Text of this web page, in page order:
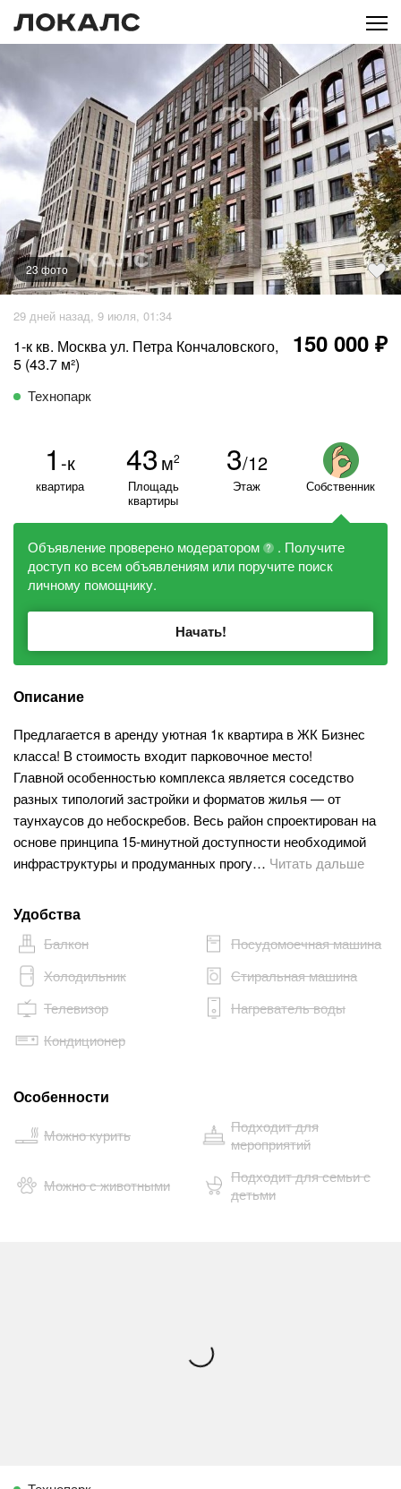
23фото
29 дней назад, 9 июля, 01:34
1-к кв. Москва ул. Петра Кончаловского,
5 (43.7 м²)
150 000 ₽
Технопарк
1 -к
квартира
43м2
Площадь
квартиры
3/12
Этаж Собственник
Объявление проверено модератором ?
. Получите
доступ ко всем объявлениям или поручите поиск
личному помощнику.
Начать!
Описание
Предлагается в аренду уютная 1к квартира в ЖК Бизнес
класса! В стоимость входит парковочное место!
Главной особенностью комплекса является соседство
разных типологий застройки и форматов жилья — от
таунхаусов до небоскребов. Весь район спроектирован на
основе принципа 15-минутной доступности необходимой
инфраструктуры и продуманных прогу… Читать дальше
Удобства
Балкон
Посудомоечная машина
Холодильник
Стиральная машина
Телевизор
Нагреватель воды
Кондиционер
Особенности
Можно курить
Подходит для
мероприятий
Можно с животными
Подходит для семьи с
детьми